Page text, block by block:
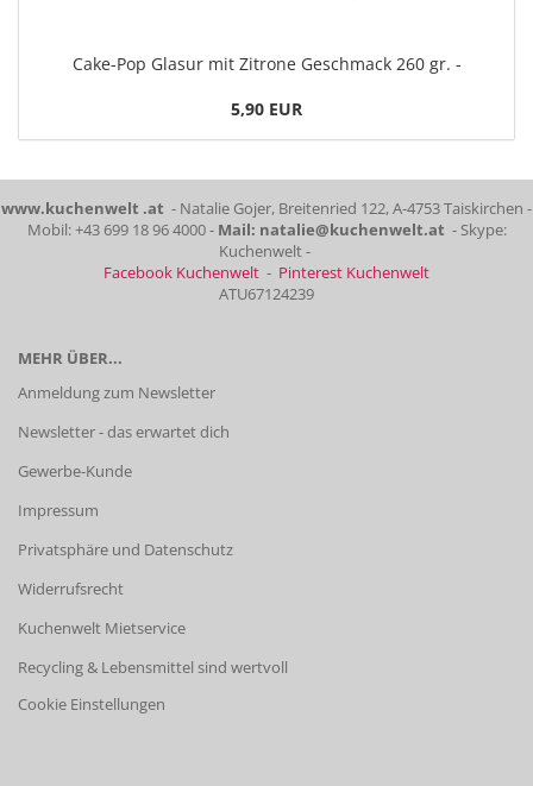
Cake-Pop Glasur mit Zitrone Geschmack 260 gr. -
5,90 EUR
www.kuchenwelt .at - Natalie Gojer, Breitenried 122, A-4753 Taiskirchen -
Mobil: +43 699 18 96 4000 - Mail: natalie@kuchenwelt.at - Skype:
Kuchenwelt -
Facebook Kuchenwelt - Pinterest Kuchenwelt
ATU67124239
MEHR ÜBER...
Anmeldung zum Newsletter
Newsletter - das erwartet dich
Gewerbe-Kunde
Impressum
Privatsphäre und Datenschutz
Widerrufsrecht
Kuchenwelt Mietservice
Recycling & Lebensmittel sind wertvoll
Cookie Einstellungen